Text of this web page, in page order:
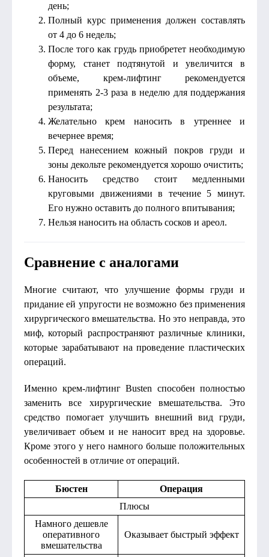
день;
Полный курс применения должен составлять
от 4 до 6 недель;
После того как грудь приобретет необходимую
форму, станет подтянутой и увеличится в
объеме, крем-лифтинг рекомендуется
применять 2-3 раза в неделю для поддержания
результата;
Желательно крем наносить в утреннее и
вечернее время;
Перед нанесением кожный покров груди и
зоны декольте рекомендуется хорошо очистить;
Наносить средство стоит медленными
круговыми движениями в течение 5 минут.
Его нужно оставить до полного впитывания;
Нельзя наносить на область сосков и ареол.
Сравнение с аналогами
Многие считают, что улучшение формы груди и
придание ей упругости не возможно без применения
хирургического вмешательства. Но это неправда, это
миф, который распространяют различные клиники,
которые зарабатывают на проведение пластических
операций.
Именно крем-лифтинг Busten способен полностью
заменить все хирургические вмешательства. Это
средство помогает улучшить внешний вид груди,
увеличивает объем и не наносит вред на здоровье.
Кроме этого у него намного больше положительных
особенностей в отличие от операций.
Бюстен
Операция
Плюсы
Намного дешевле
оперативного
вмешательства
Оказывает быстрый эффект